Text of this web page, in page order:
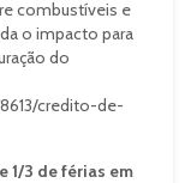
combustíveis e
o impacto para
do
credito-de-
1/3 de férias em